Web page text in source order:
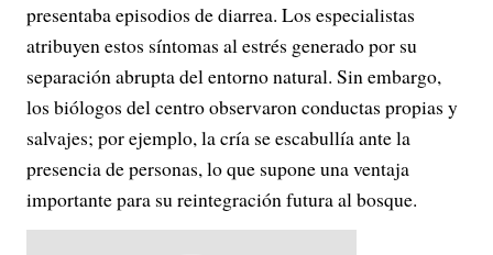
presentaba episodios de diarrea. Los especialistas
atribuyen estos síntomas al estrés generado por su
separación abrupta del entorno natural. Sin embargo,
los biólogos del centro observaron conductas propias y
salvajes; por ejemplo, la cría se escabullía ante la
presencia de personas, lo que supone una ventaja
importante para su reintegración futura al bosque.